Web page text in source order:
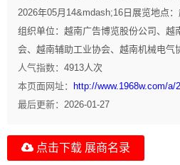
2026年05月14&mdash;16日展览地点
组织单位：越南广告博览股份公司、越
会、越南辅助工业协会、越南机械电气
人气指数： 4913人次
本页面网址：
http://www.1968w.com/a/
最后更新： 2026-01-27
点击下载 展商名录